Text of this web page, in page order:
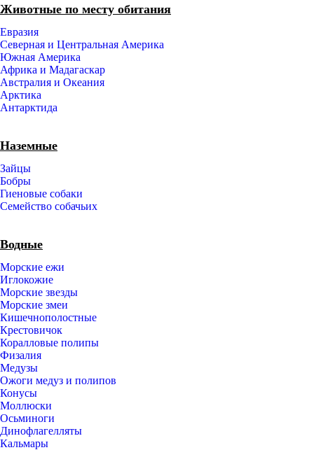
Животные по месту обитания
Евразия
Северная и Центральная Америка
Южная Америка
Африка и Мадагаскар
Австралия и Океания
Арктика
Антарктида
Наземные
Зайцы
Бобры
Гиеновые собаки
Семейство собачьих
Водные
Морские ежи
Иглокожие
Морские звезды
Морские змеи
Кишечнополостные
Крестовичок
Коралловые полипы
Физалия
Медузы
Ожоги медуз и полипов
Конусы
Моллюски
Осьминоги
Динофлагелляты
Кальмары